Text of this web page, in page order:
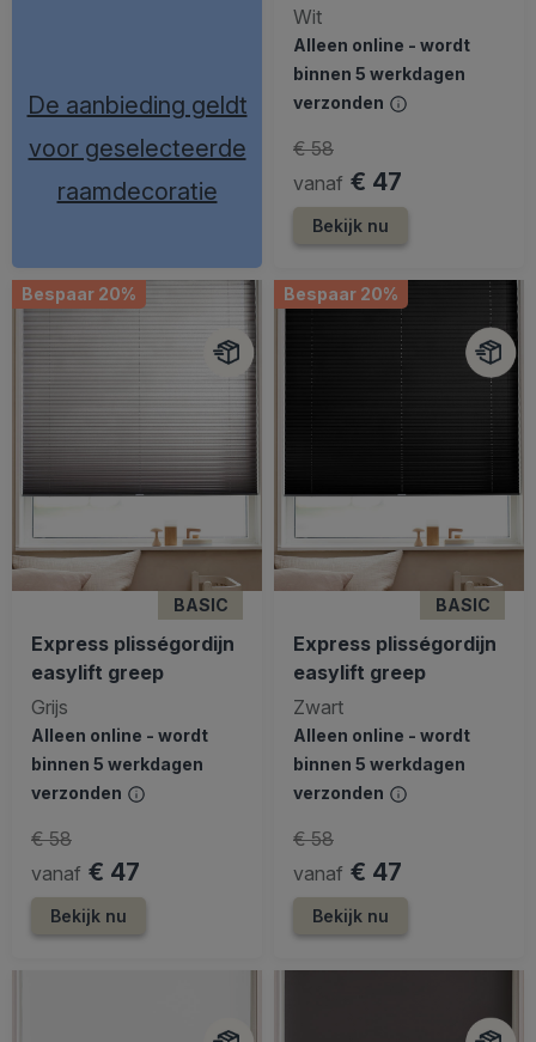
De aanbieding geldt
voor geselecteerde
raamdecoratie
Wit
Alleen online - wordt
binnen 5 werkdagen
verzonden
vanaf € 47
€ 58
Bekijk nu
Bespaar 20%
BASIC
Express plisségordijn
easylift greep
Grijs
Alleen online - wordt
binnen 5 werkdagen
verzonden
vanaf € 47
€ 58
Bekijk nu
Bespaar 20%
BASIC
Express plisségordijn
easylift greep
Zwart
Alleen online - wordt
binnen 5 werkdagen
verzonden
vanaf € 47
€ 58
Bekijk nu